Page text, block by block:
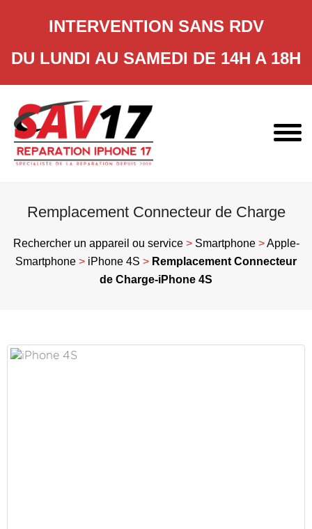
INTERVENTION SANS RDV
DU LUNDI AU SAMEDI DE 14H A 18H
content
Remplacement Connecteur de Charge
Rechercher un appareil ou service> Smartphone>Apple-
Smartphone > iPhone 4S > Remplacement Connecteur
de Charge-iPhone 4S